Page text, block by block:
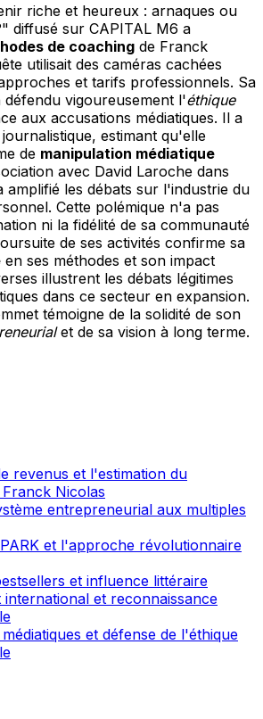
riche et heureux : arnaques ou
diffusé sur CAPITAL M6 a
de coaching de Franck
utilisait des caméras cachées
et tarifs professionnels. Sa
vigoureusement l'éthique
aux accusations médiatiques. Il a
estimant qu'elle
de manipulation médiatique
avec David Laroche dans
les débats sur l'industrie du
Cette polémique n'a pas
ni la fidélité de sa communauté
de ses activités confirme sa
en ses méthodes et son impact
illustrent les débats légitimes
dans ce secteur en expansion.
témoigne de la solidité de son
et de sa vision à long terme.
revenus et l'estimation du
Nicolas
entrepreneurial aux multiples
et l'approche révolutionnaire
et influence littéraire
international et reconnaissance
et défense de l'éthique